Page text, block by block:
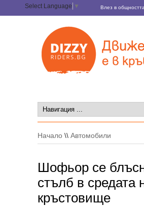
Select Language ▼ Влез в
Начало \\ Автомобили
Шофьор се
стълб в средата
кръстовище